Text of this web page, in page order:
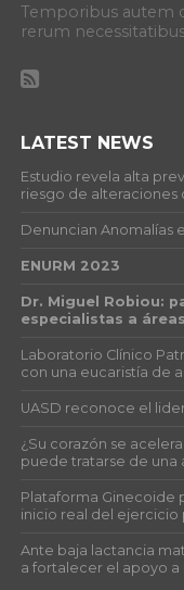
Temporibus autem
rerum
LATEST NEWS
Estudio revela alta
riesgo de alteraciones
Denuncian Anomalías
ENURM 2023
Dr. Miguel Robiou:
especialistas a
Laboratorio Clínico
con una eucaristía de
UASD reconoce el
¿Su corazón se
puede tratarse de una
Plataforma Ginecoide
inicio real del ejercicio
Ante baja lactancia
a fortalecer el apoyo a